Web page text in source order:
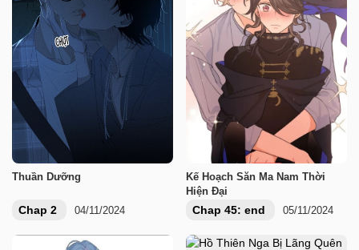
Thuần Dưỡng
Chap 2 04/11/2024
Kế Hoạch Săn Ma Nam Thời
Hiện Đại
Chap 45: end 05/11/2024